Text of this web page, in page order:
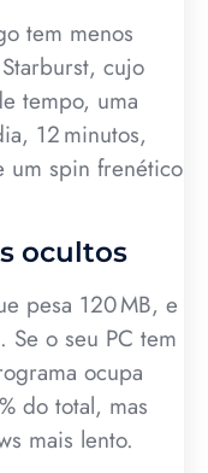
tem menos
cujo
tempo, uma
12 minutos,
um spin frenético
ocultos
pesa 120 MB, e
o seu PC tem
ocupa
do total, mas
mais lento.